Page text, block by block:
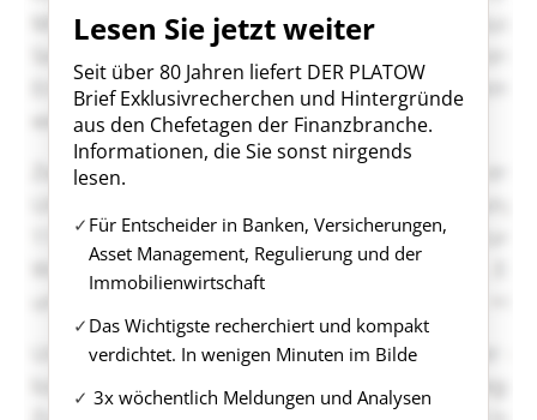
Lesen Sie jetzt weiter
Seit über 80 Jahren liefert DER PLATOW
Brief Exklusivrecherchen und Hintergründe
aus den Chefetagen der Finanzbranche.
Informationen, die Sie sonst nirgends
lesen.
Für Entscheider in Banken, Versicherungen,
Asset Management, Regulierung und der
Immobilienwirtschaft
Das Wichtigste recherchiert und kompakt
verdichtet. In wenigen Minuten im Bilde
3x wöchentlich Meldungen und Analysen